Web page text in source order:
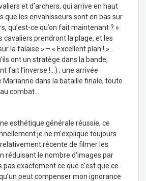
et d’archers, qui arrive en haut
que les envahisseurs sont en bas sur
qu’est-ce qu’on fait maintenant ? »
cavaliers prendront la plage, et les
la falaise » – « Excellent plan ! »…
ont un stratège dans la bande,
fait l’inverse !…) ; une arrivée
Marianne dans la bataille finale, toute
combat…
esthétique générale réussie, ce
je ne m’explique toujours
récente de filmer les
réduisant le nombre d’images par
pas exactement ce que c’est que ce
peut compenser mon ignorance